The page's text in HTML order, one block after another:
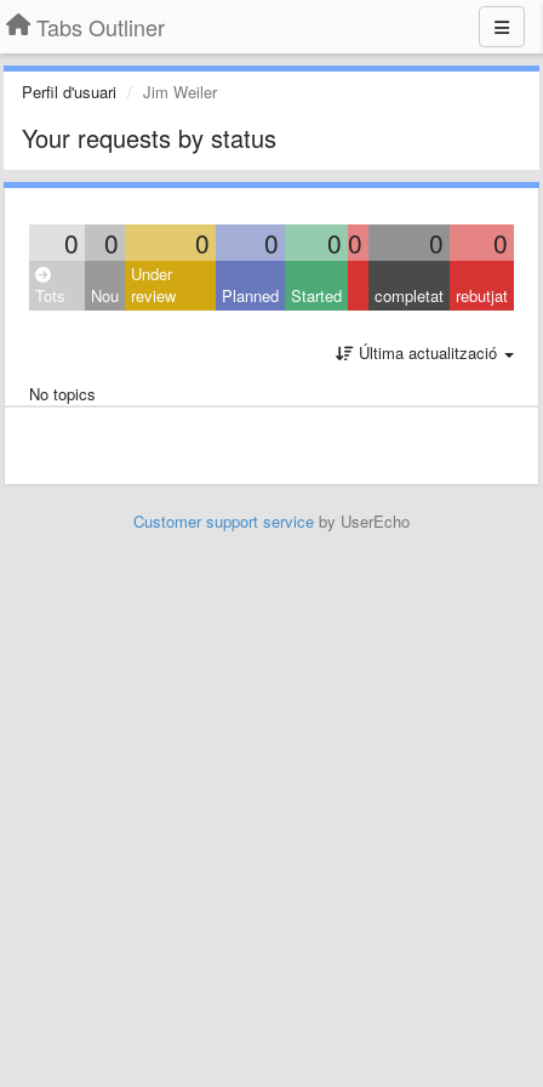
Tabs Outliner
Perfil d'usuari Jim Weiler
Your requests by status
0 0 0 0 0 0 0 0
Tots Nou
Under
review
Planned Started completat rebutjat
Última actualització
No topics
Customer support service by UserEcho